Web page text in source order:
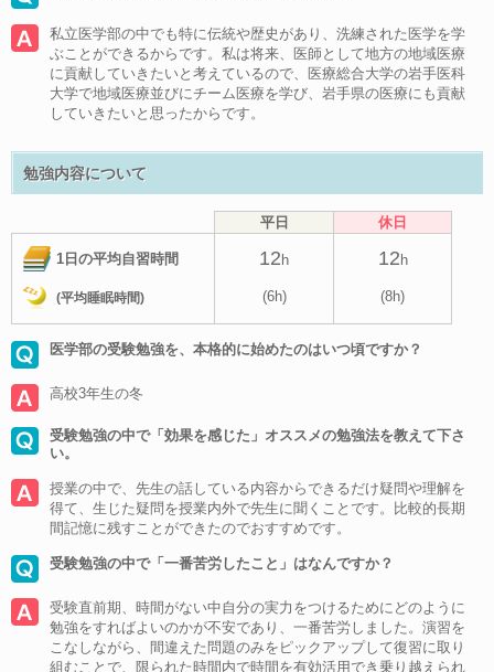
私立医学部の中でも特に伝統や歴史があり、洗練された医学を学
ぶことができるからです。私は将来、医師として地方の地域医療
に貢献していきたいと考えているので、医療総合大学の岩手医科
大学で地域医療並びにチーム医療を学び、岩手県の医療にも貢献
していきたいと思ったからです。
勉強内容について
平日 休日
1日の平均自習時間 12 h 12 h
(平均睡眠時間) (6h) (8h)
医学部の受験勉強を、本格的に始めたのはいつ頃ですか？
高校3年生の冬
受験勉強の中で「効果を感じた」オススメの勉強法を教えて下さ
い。
授業の中で、先生の話している内容からできるだけ疑問や理解を
得て、生じた疑問を授業内外で先生に聞くことです。比較的長期
間記憶に残すことができたのでおすすめです。
受験勉強の中で「一番苦労したこと」はなんですか？
受験直前期、時間がない中自分の実力をつけるためにどのように
勉強をすればよいのかが不安であり、一番苦労しました。演習を
こなしながら、間違えた問題のみをピックアップして復習に取り
組むことで、限られた時間内で時間を有効活用でき乗り越えられ